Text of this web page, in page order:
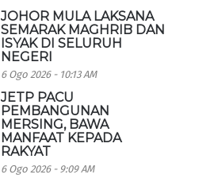
JOHOR MULA LAKSANA
SEMARAK MAGHRIB DAN
ISYAK DI SELURUH
NEGERI
6 Ogo 2026 - 10:13 AM
JETP PACU
PEMBANGUNAN
MERSING, BAWA
MANFAAT KEPADA
RAKYAT
6 Ogo 2026 - 9:09 AM